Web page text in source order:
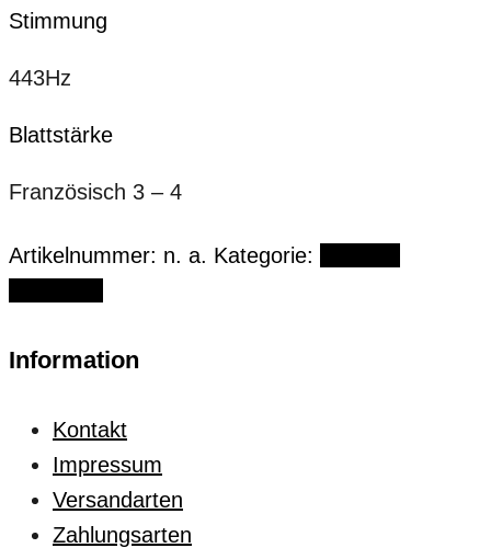
Stimmung
443Hz
Blattstärke
Französisch 3 – 4
Artikelnummer: n. a. Kategorie:
Information
Kontakt
Impressum
Versandarten
Zahlungsarten